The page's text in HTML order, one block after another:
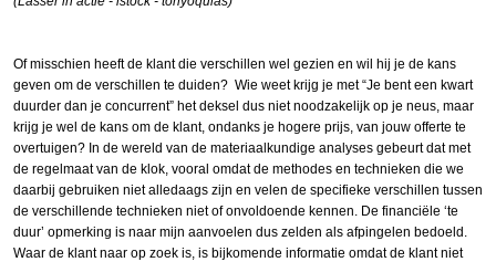
Of misschien heeft de klant die verschillen wel gezien en wil hij je de kans
geven om de verschillen te duiden? Wie weet krijg je met “Je bent een kwart
duurder dan je concurrent” het deksel dus niet noodzakelijk op je neus, maar
krijg je wel de kans om de klant, ondanks je hogere prijs, van jouw offerte te
overtuigen? In de wereld van de materiaalkundige analyses gebeurt dat met
de regelmaat van de klok, vooral omdat de methodes en technieken die we
daarbij gebruiken niet alledaags zijn en velen de specifieke verschillen tussen
de verschillende technieken niet of onvoldoende kennen. De financiële ‘te
duur’ opmerking is naar mijn aanvoelen dus zelden als afpingelen bedoeld.
Waar de klant naar op zoek is, is bijkomende informatie omdat de klant niet